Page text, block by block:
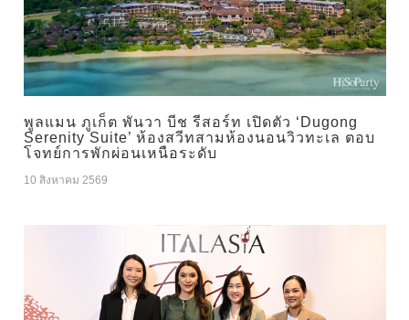
พูลแมน ภูเก็ต พันวา บีช รีสอร์ท เปิดตัว ‘Dugong
Serenity Suite’ ห้องสวีทสามห้องนอนวิวทะเล ตอบ
โจทย์การพักผ่อนเหนือระดับ
10 สิงหาคม 2569